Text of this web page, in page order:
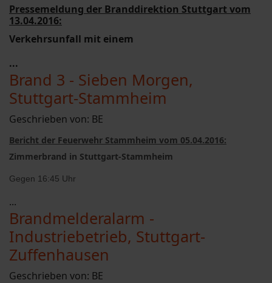
Pressemeldung der Branddirektion Stuttgart vom
13.04.2016:
Verkehrsunfall mit einem
...
Brand 3 - Sieben Morgen,
Stuttgart-Stammheim
Geschrieben von: BE
Bericht der Feuerwehr Stammheim vom 05.04.2016:
Zimmerbrand in Stuttgart-Stammheim
Gegen 16:45 Uhr
...
Brandmelderalarm -
Industriebetrieb, Stuttgart-
Zuffenhausen
Geschrieben von: BE